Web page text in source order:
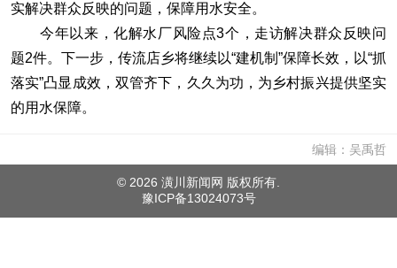
实解决群众反映的问题，保障用水安全。
今年以来，化解水厂风险点3个，走访解决群众反映问
题2件。下一步，传流店乡将继续以“建机制”保障长效，以“抓
落实”凸显成效，双管齐下，久久为功，为乡村振兴提供坚实
的用水保障。
编辑：吴禹哲
© 2026 潢川新闻网 版权所有.
豫ICP备13024073号